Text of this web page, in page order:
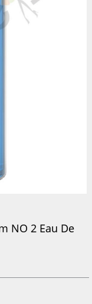
NO 2 Eau De